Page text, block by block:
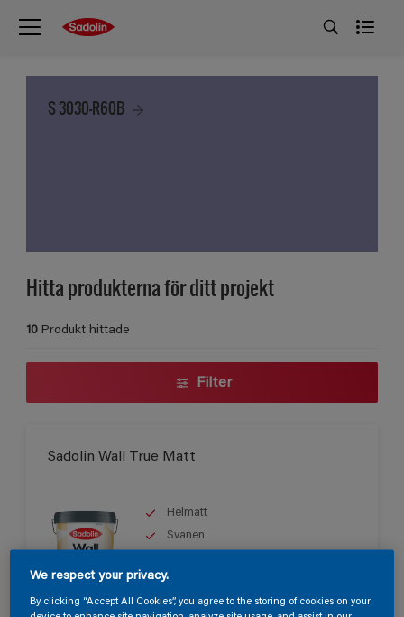
S 3030-R60B
Hitta produkterna för ditt projekt
10 Produkt hittade
Filter
Sadolin Wall True Matt
Helmatt
Svanen
Endast tillgänglig i butik
We respect your privacy.
By clicking “Accept All Cookies”, you agree to the storing of cookies on your